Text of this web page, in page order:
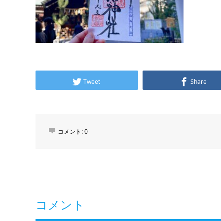
Tweet Share
コメント:0
コメント